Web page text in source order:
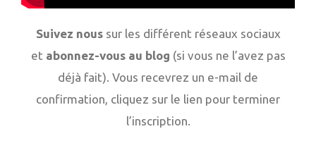
Suivez noussur les différent réseaux sociaux
et abonnez-vous au blog (si vous ne l’avez pas
déjà fait). Vous recevrez un e-mail de
confirmation, cliquez sur le lien pour terminer
l’inscription.